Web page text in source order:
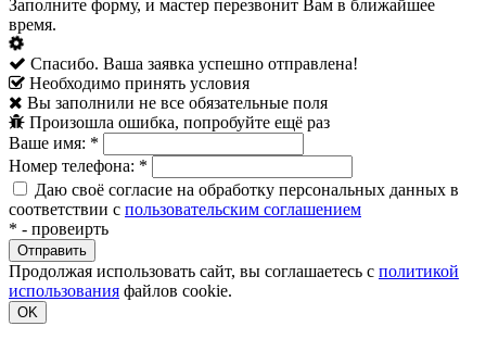
Заполните форму, и мастер перезвонит Вам в ближайшее
время.
Спасибо. Ваша заявка успешно отправлена!
Необходимо принять условия
Вы заполнили не все обязательные поля
Произошла ошибка, попробуйте ещё раз
Ваше имя: *
Номер телефона: *
Даю своё согласие на обработку персональных данных в
соответствии с пользовательским соглашением
* - провеирть
Продолжая использовать сайт, вы соглашаетесь с политикой
использования файлов cookie.
OK